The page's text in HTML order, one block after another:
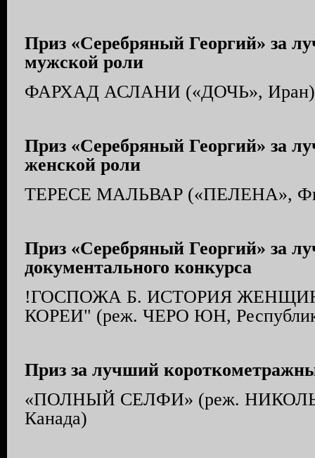
Приз «Серебряный Георгий» за
мужской роли
ФАРХАД АСЛАНИ («ДОЧЬ», Иран)
Приз «Серебряный Георгий» за
женской роли
ТЕРЕСЕ МАЛЬВАР («ПЕЛЕНА»,
Приз «Серебряный Георгий» за
документального конкурса
!ГОСПОЖА Б. ИСТОРИЯ
КОРЕИ" (реж. ЧЕРО ЮН,
Приз за лучший
«ПОЛНЫЙ СЕЛФИ» (реж.
Канада)